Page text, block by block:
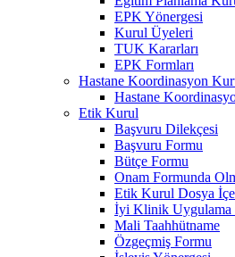
EPK Yönergesi
Kurul Üyeleri
TUK Kararları
EPK Formları
Hastane Koordinasyon
Hastane
Etik Kurul
Başvuru Dilekçesi
Başvuru Formu
Bütçe Formu
Onam Formunda
Etik Kurul Dosya
İyi Klinik Uygulama
Mali Taahhütname
Özgeçmiş Formu